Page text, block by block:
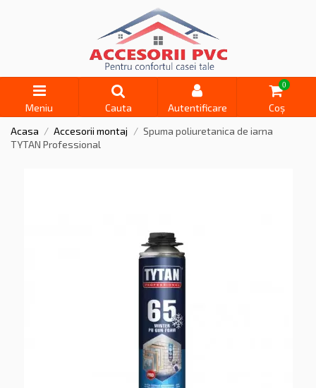
Meniu Cauta Autentificare
0
Coș
Acasa
Accesorii montaj
Spuma poliuretanica de iarna
TYTAN Professional